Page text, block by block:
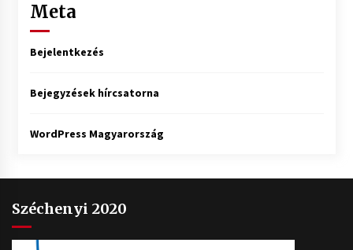
Meta
Bejelentkezés
Bejegyzések hírcsatorna
WordPress Magyarország
Széchenyi 2020